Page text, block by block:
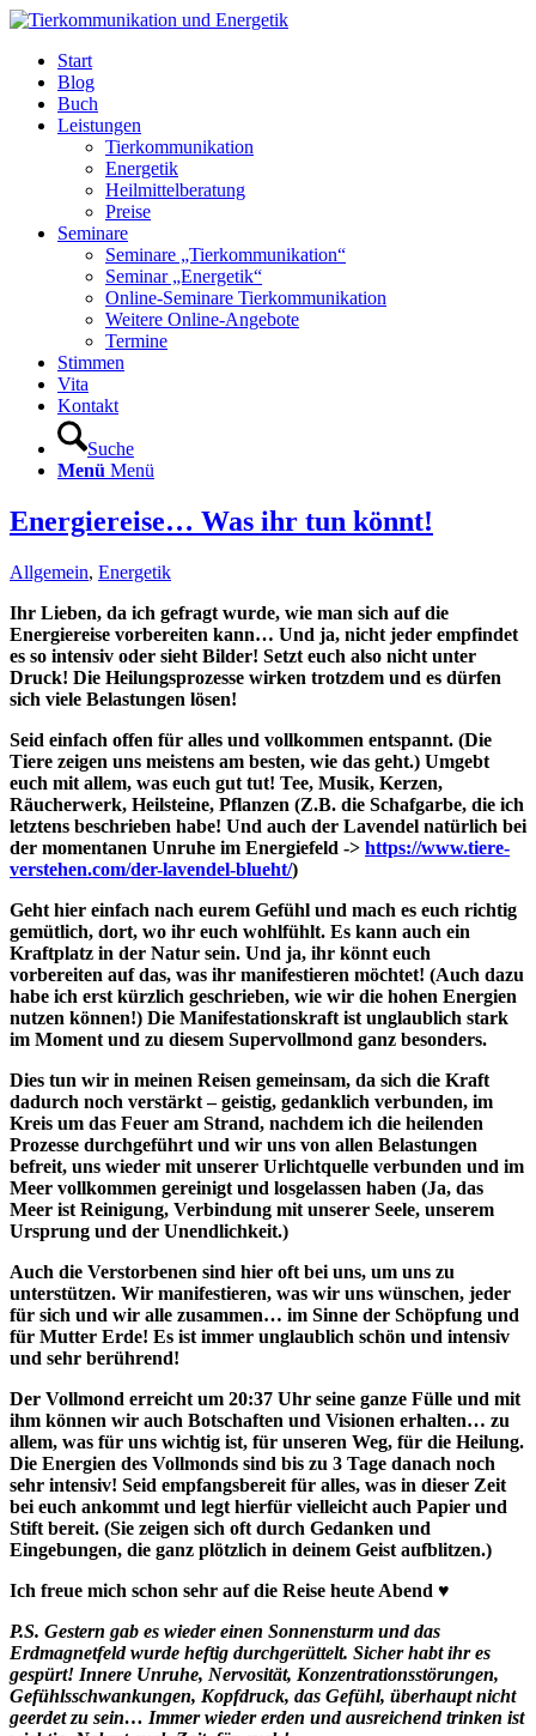
Start
Blog
Buch
Leistungen
Tierkommunikation
Energetik
Heilmittelberatung
Preise
Seminare
Seminare „Tierkommunikation“
Seminar „Energetik“
Online-Seminare Tierkommunikation
Weitere Online-Angebote
Termine
Stimmen
Vita
Kontakt
Suche
Menü Menü
Energiereise… Was ihr tun könnt!
Allgemein, Energetik
Ihr Lieben, da ich gefragt wurde, wie man sich auf die
Energiereise vorbereiten kann… Und ja, nicht jeder empfindet
es so intensiv oder sieht Bilder! Setzt euch also nicht unter
Druck! Die Heilungsprozesse wirken trotzdem und es dürfen
sich viele Belastungen lösen!
Seid einfach offen für alles und vollkommen entspannt. (Die
Tiere zeigen uns meistens am besten, wie das geht.) Umgebt
euch mit allem, was euch gut tut! Tee, Musik, Kerzen,
Räucherwerk, Heilsteine, Pflanzen (Z.B. die Schafgarbe, die ich
letztens beschrieben habe! Und auch der Lavendel natürlich bei
der momentanen Unruhe im Energiefeld -> https://www.tiere-
verstehen.com/der-lavendel-blueht/)
Geht hier einfach nach eurem Gefühl und mach es euch richtig
gemütlich, dort, wo ihr euch wohlfühlt. Es kann auch ein
Kraftplatz in der Natur sein. Und ja, ihr könnt euch
vorbereiten auf das, was ihr manifestieren möchtet! (Auch dazu
habe ich erst kürzlich geschrieben, wie wir die hohen Energien
nutzen können!) Die Manifestationskraft ist unglaublich stark
im Moment und zu diesem Supervollmond ganz besonders.
Dies tun wir in meinen Reisen gemeinsam, da sich die Kraft
dadurch noch verstärkt – geistig, gedanklich verbunden, im
Kreis um das Feuer am Strand, nachdem ich die heilenden
Prozesse durchgeführt und wir uns von allen Belastungen
befreit, uns wieder mit unserer Urlichtquelle verbunden und im
Meer vollkommen gereinigt und losgelassen haben (Ja, das
Meer ist Reinigung, Verbindung mit unserer Seele, unserem
Ursprung und der Unendlichkeit.)
Auch die Verstorbenen sind hier oft bei uns, um uns zu
unterstützen. Wir manifestieren, was wir uns wünschen, jeder
für sich und wir alle zusammen… im Sinne der Schöpfung und
für Mutter Erde! Es ist immer unglaublich schön und intensiv
und sehr berührend!
Der Vollmond erreicht um 20:37 Uhr seine ganze Fülle und mit
ihm können wir auch Botschaften und Visionen erhalten… zu
allem, was für uns wichtig ist, für unseren Weg, für die Heilung.
Die Energien des Vollmonds sind bis zu 3 Tage danach noch
sehr intensiv! Seid empfangsbereit für alles, was in dieser Zeit
bei euch ankommt und legt hierfür vielleicht auch Papier und
Stift bereit. (Sie zeigen sich oft durch Gedanken und
Eingebungen, die ganz plötzlich in deinem Geist aufblitzen.)
Ich freue mich schon sehr auf die Reise heute Abend ♥
P.S. Gestern gab es wieder einen Sonnensturm und das
Erdmagnetfeld wurde heftig durchgerüttelt. Sicher habt ihr es
gespürt! Innere Unruhe, Nervosität, Konzentrationsstörungen,
Gefühlsschwankungen, Kopfdruck, das Gefühl, überhaupt nicht
geerdet zu sein… Immer wieder erden und ausreichend trinken ist